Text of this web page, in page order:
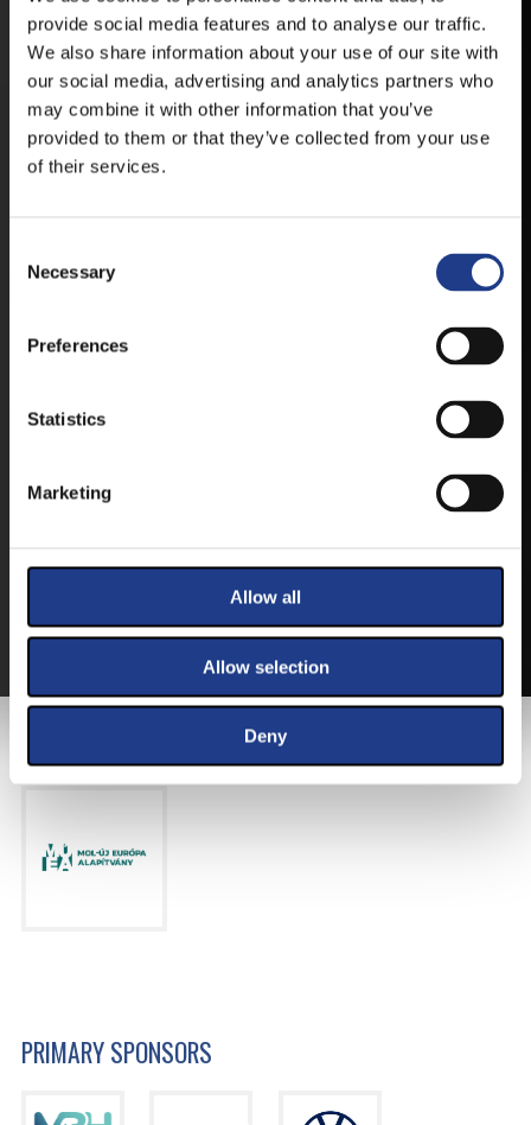
provide social media features and to analyse our traffic.
We also share information about your use of our site with
our social media, advertising and analytics partners who
may combine it with other information that you’ve
provided to them or that they’ve collected from your use
of their services.
Necessary
Preferences
Statistics
Marketing
Allow all
Allow selection
Deny
TICKETS
BUY YOUR TICKET ONLINE
BUY YOUT TICKET ONLINE WITH YOUR CREDIT
CARD.
MORE ABOUT THE TICKETS
AVAILABLE FOR ANDROID AND IOS SYSTEMS. CLICK
HERE FOR THE LINKS. :
ANDROID
PRIMARY SPONSORS